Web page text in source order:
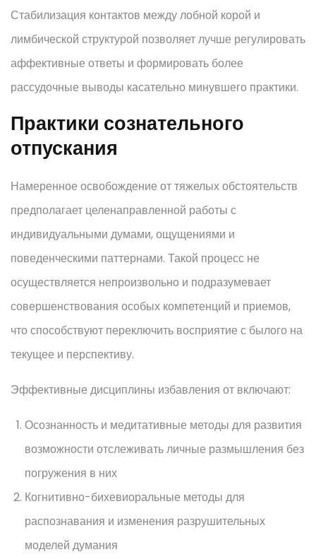
Стабилизация контактов между лобной корой и
лимбической структурой позволяет лучше регулировать
аффективные ответы и формировать более
рассудочные выводы касательно минувшего практики.
Практики сознательного
отпускания
Намеренное освобождение от тяжелых обстоятельств
предполагает целенаправленной работы с
индивидуальными думами, ощущениями и
поведенческими паттернами. Такой процесс не
осуществляется непроизвольно и подразумевает
совершенствования особых компетенций и приемов,
что способствуют переключить восприятие с былого на
текущее и перспективу.
Эффективные дисциплины избавления от включают:
Осознанность и медитативные методы для развития
возможности отслеживать личные размышления без
погружения в них
Когнитивно-бихевиоральные методы для
распознавания и изменения разрушительных
моделей думания